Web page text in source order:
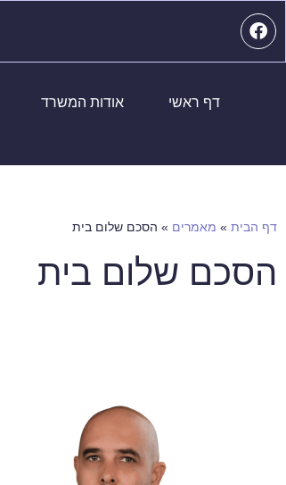
דף ראשי אודות המשרד
דף הבית » מאמרים » הסכם שלום בית
הסכם שלום בית